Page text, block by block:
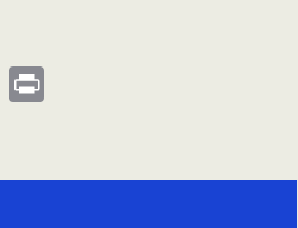
Email